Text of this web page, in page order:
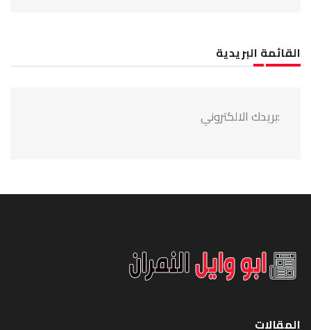
القائمة البريدية
:بريدك الالكتروني
المقالات